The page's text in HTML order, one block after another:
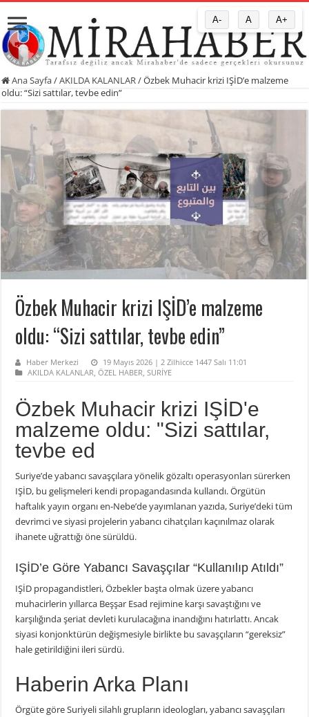
Ana Sayfa/AKILDA KALANLAR /Özbek Muhacir krizi IŞİD’e malzeme
oldu: “Sizi sattılar, tevbe edin”
Özbek Muhacir krizi IŞİD’e malzeme
oldu: “Sizi sattılar, tevbe edin”
Haber Merkezi
19 Mayıs 2026 | 2 Zilhicce 1447 Salı 11:01
AKILDA KALANLAR ,ÖZEL HABER ,SURİYE
Özbek Muhacir krizi IŞİD'e
malzeme oldu: "Sizi sattılar,
tevbe ed
Suriye’de yabancı savaşçılara yönelik gözaltı operasyonları sürerken
IŞİD, bu gelişmeleri kendi propagandasında kullandı. Örgütün
haftalık yayın organı en-Nebe’de yayımlanan yazıda, Suriye’deki tüm
devrimci ve siyasi projelerin yabancı cihatçıları kaçınılmaz olarak
ihanete uğrattığı öne sürüldü.
IŞİD’e Göre Yabancı Savaşçılar “Kullanılıp Atıldı”
IŞİD propagandistleri, Özbekler başta olmak üzere yabancı
muhacirlerin yıllarca Beşşar Esad rejimine karşı savaştığını ve
karşılığında şeriat devleti kurulacağına inandığını hatırlattı. Ancak
siyasi konjonktürün değişmesiyle birlikte bu savaşçıların “gereksiz”
hale getirildiğini ileri sürdü.
Haberin Arka Planı
Örgüte göre Suriyeli silahlı grupların ideologları, yabancı savaşçıları
A- A A+